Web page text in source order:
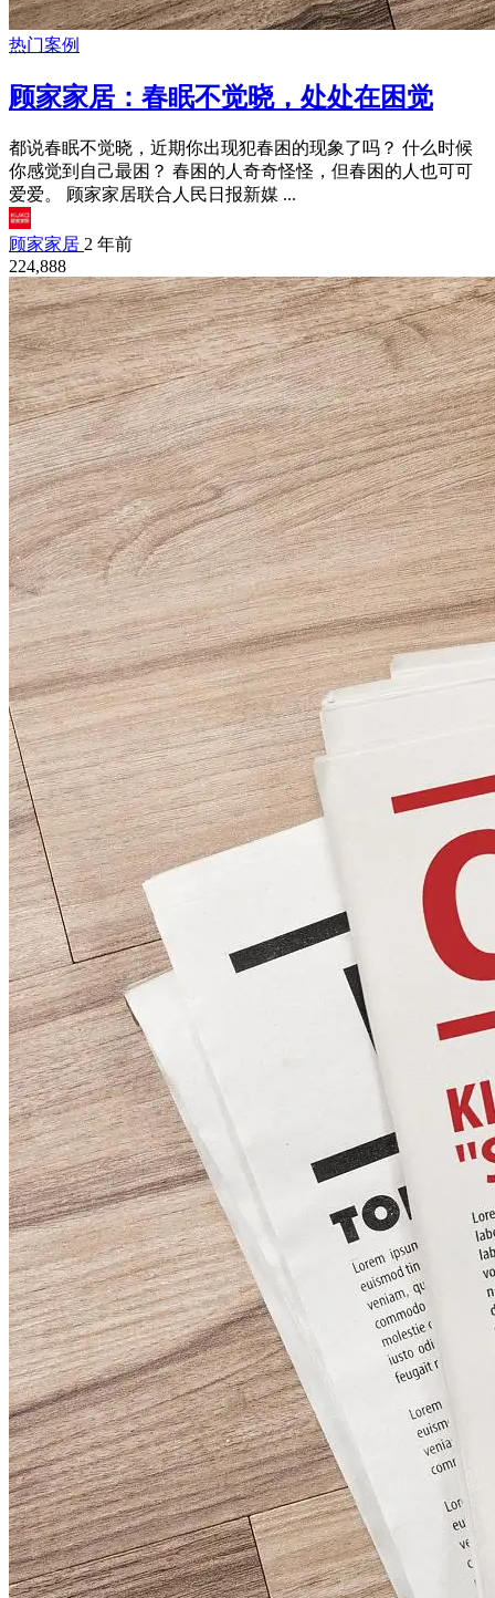
热门案例
顾家家居：春眠不觉晓，处处在困觉
都说春眠不觉晓，近期你出现犯春困的现象了吗？ 什么时候
你感觉到自己最困？ 春困的人奇奇怪怪，但春困的人也可可
爱爱。 顾家家居联合人民日报新媒 ...
顾家家居 2 年前
224,888